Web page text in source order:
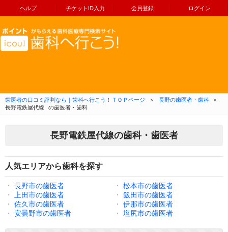
ヘルプ チケットID入力 会員登録 ログイン
コンテンツへ移動
歯医者の口コミ評判なら｜歯科へ行こう！ＴＯＰページ ＞ 長野の歯医者・歯科
>
長野電鉄屋代線
の歯医者・歯科
長野電鉄屋代線の歯科・歯医者
人気エリアから歯科を探す
・ 長野市の歯医者 ・
松本市の歯医者
・
上田市の歯医者 ・
飯田市の歯医者
・
佐久市の歯医者 ・
伊那市の歯医者
・
安曇野市の歯医者 ・ 塩尻市の歯医者